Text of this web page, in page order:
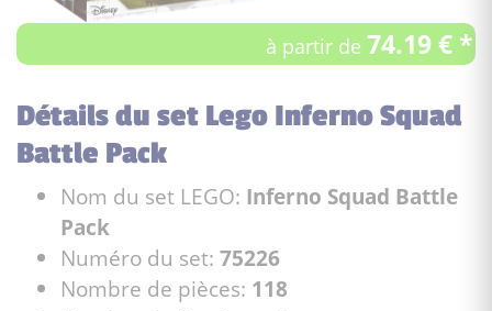
à partir de 74.19 € *
Détails du set Lego Inferno Squad
Battle Pack
Nom du set LEGO: Inferno Squad Battle
Pack
Numéro du set: 75226
Nombre de pièces: 118